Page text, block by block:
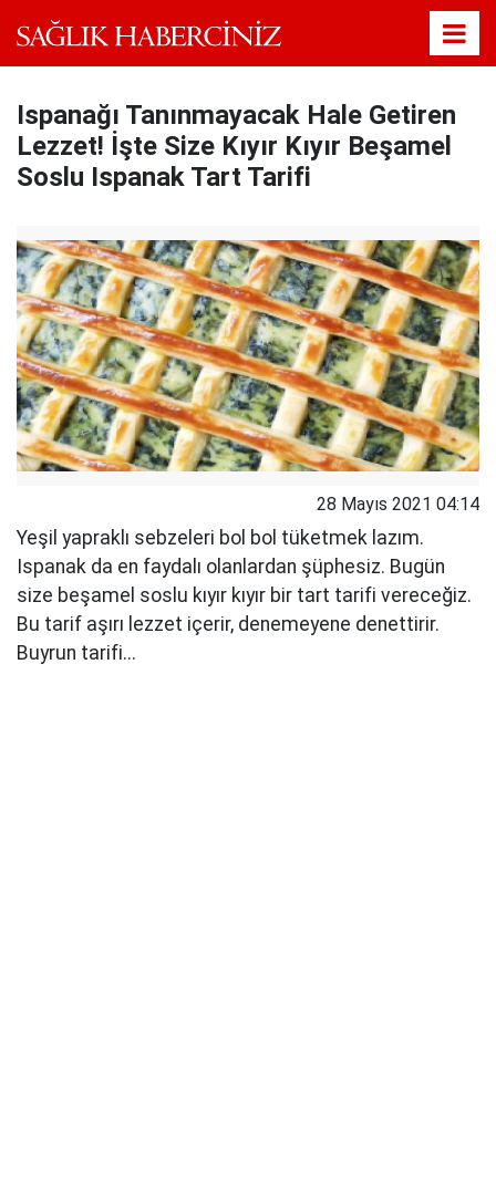
Ispanağı Tanınmayacak Hale Getiren
Lezzet! İşte Size Kıyır Kıyır Beşamel
Soslu Ispanak Tart Tarifi
28 Mayıs 2021 04:14
Yeşil yapraklı sebzeleri bol bol tüketmek lazım.
Ispanak da en faydalı olanlardan şüphesiz. Bugün
size beşamel soslu kıyır kıyır bir tart tarifi vereceğiz.
Bu tarif aşırı lezzet içerir, denemeyene denettirir.
Buyrun tarifi...